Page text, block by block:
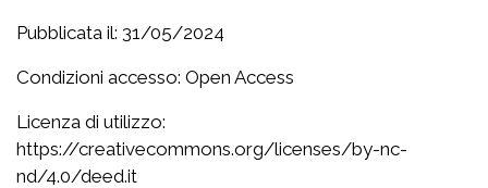
Pubblicata il: 31/05/2024
Condizioni accesso: Open Access
Licenza di utilizzo:
https://creativecommons.org/licenses/by-nc-
nd/4.0/deed.it